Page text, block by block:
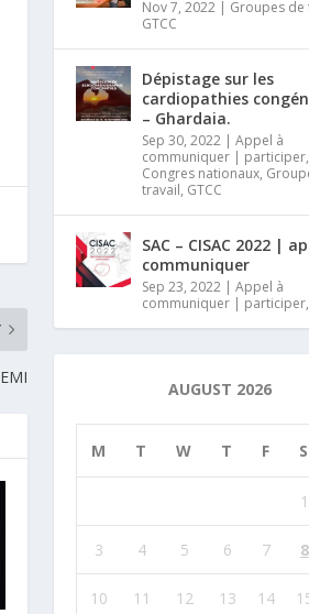
Nov 7, 2022 | Groupes de
GTCC
Dépistage sur les
cardiopathies
– Ghardaia.
Sep 30, 2022 |Appel à
communiquer | participer,
Congres nationaux,
travail, GTCC
SAC – CISAC 2022 |
communiquer
Sep 23, 2022 |Appel à
communiquer | participer,
AUGUST 2026
M T W T F S
1
3 4 5 6 7 8
10 11 12 13 14